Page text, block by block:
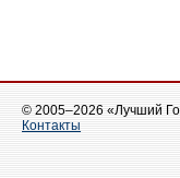
© 2005–2026 «Лучший
Контакты